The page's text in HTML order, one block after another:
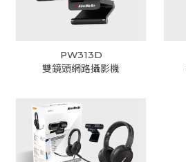
PW313D
雙鏡頭網路攝影機